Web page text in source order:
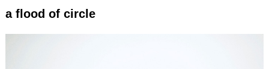
a flood of circle